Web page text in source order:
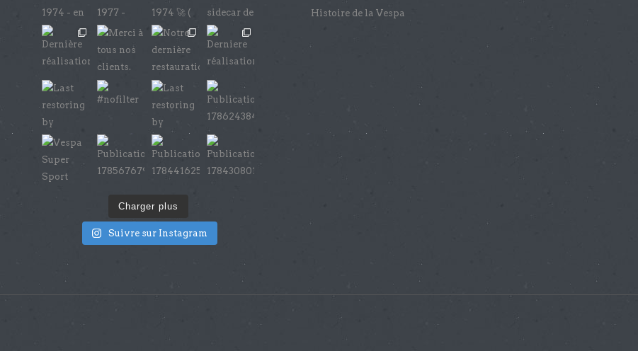
Charger plus
Suivre sur Instagram
Histoire de la Vespa